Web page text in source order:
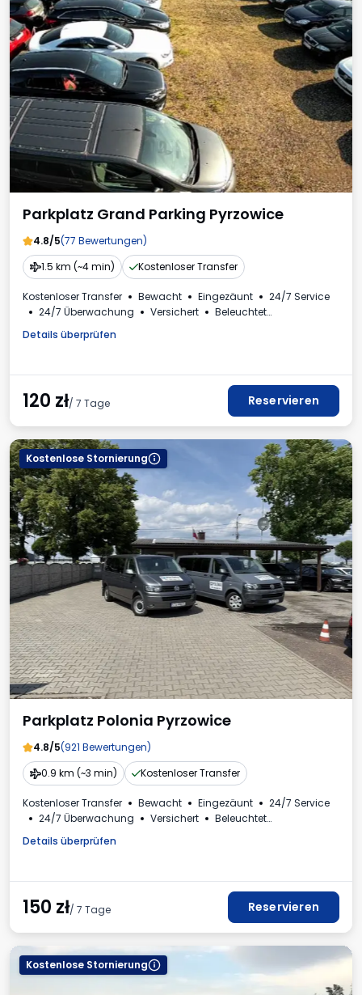
Parkplatz Grand Parking Pyrzowice
4.8/5(77 Bewertungen)
1.5 km (~4 min)
Kostenloser Transfer
Kostenloser Transfer Bewacht Eingezäunt
24/7 Service
24/7 Überwachung
Versichert
Beleuchtet
Details überprüfen
120 zł/ 7 Tage Reservieren
Kostenlose Stornierung
Parkplatz Polonia Pyrzowice
4.8/5(921 Bewertungen)
0.9 km (~3 min)
Kostenloser Transfer
Kostenloser Transfer Bewacht Eingezäunt
24/7 Service
24/7 Überwachung
Versichert
Beleuchtet
Details überprüfen
150 zł/ 7 Tage Reservieren
Kostenlose Stornierung